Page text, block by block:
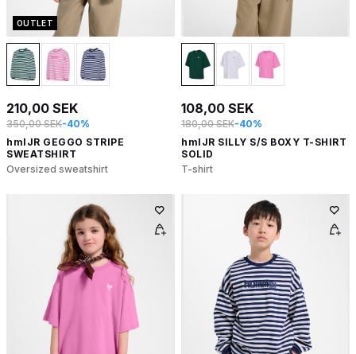
OUTLET
210,00 SEK
350,00 SEK-40%
hmlJR GEGGO STRIPE
SWEATSHIRT
Oversized sweatshirt
108,00 SEK
180,00 SEK-40%
hmlJR SILLY S/S BOXY T-SHIRT
SOLID
T-shirt